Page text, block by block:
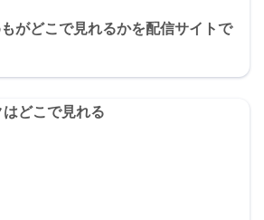
もがどこで見れるかを配信サイトで